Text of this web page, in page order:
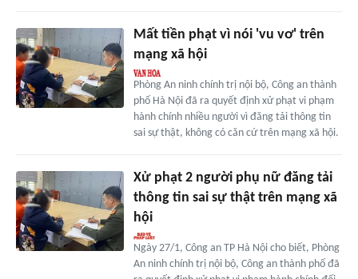
Mất tiền phạt vì nói 'vu vơ' trên
mạng xã hội
Phòng An ninh chính trị nội bộ, Công an thành
phố Hà Nội đã ra quyết định xử phạt vi phạm
hành chính nhiều người vì đăng tải thông tin
sai sự thật, không có căn cứ trên mạng xã hội.
Xử phạt 2 người phụ nữ đăng tải
thông tin sai sự thật trên mạng xã
hội
Ngày 27/1, Công an TP Hà Nội cho biết, Phòng
An ninh chính trị nội bộ, Công an thành phố đã